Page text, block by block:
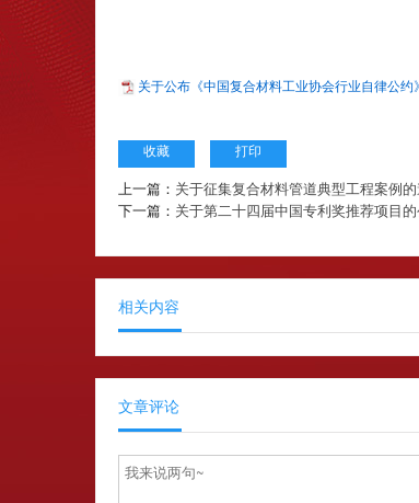
关于公布《中国复合材料工业协会行业自律公约
收藏 打印
上一篇： 关于征集复合材料管道典型工程案例
下一篇： 关于第二十四届中国专利奖推荐项目
相关内容
文章评论